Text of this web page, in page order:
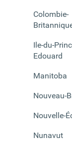
Colombie-
Ile-du-
Edouard
Manitoba
Nouveau-
Nouvelle-
Nunavut